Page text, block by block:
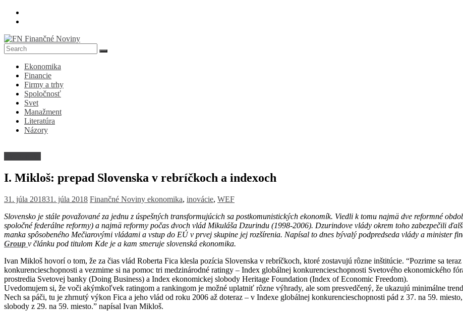
Skip
FN
Finančné
Noviny
Denník
ekonomike
spoločnosti
Ekonomika
Financie
Firmy a trhy
Spoločnosť
Svet
Manažment
Literatúra
Názory
I. Mikloš: prepad Slovenska v rebríčkoch a indexoch
31. júla 201831. júla 2018 Finančné Noviny ekonomika, inovácie, WEF
Slovensko je stále považované za jednu z úspešných transformujúcich sa postkomunistických ekonomík. Viedli k tomu najmä dve reformné
spoločné federálne reformy) a najmä reformy počas dvoch vlád Mikuláša Dzurindu (1998-2006). Dzurindove vlády okrem toho zabezpečili
manka spôsobeného Mečiarovými vládami a vstup do EÚ v prvej skupine jej rozšírenia. Napísal to dnes bývalý podpredseda vlády a minister
Group v článku pod titulom Kde je a kam smeruje slovenská ekonomika.
Ivan Mikloš hovorí o tom, že za čias vlád Roberta Fica klesla pozícia Slovenska v rebríčkoch, ktoré zostavujú rôzne inštitúcie. “Pozrime sa
konkurencieschopnosti a vezmime si na pomoc tri medzinárodné ratingy – Index globálnej konkurencieschopnosti Svetového ekonomického
prostredia Svetovej banky (Doing Business) a Index ekonomickej slobody Heritage Foundation (Index of Economic Freedom).
Uvedomujem si, že voči akýmkoľvek ratingom a rankingom je možné uplatniť rôzne výhrady, ale som presvedčený, že ukazujú minimálne
Nech sa páči, tu je zhrnutý výkon Fica a jeho vlád od roku 2006 až doteraz – v Indexe globálnej konkurencieschopnosti pád z 37. na 59.
slobody z 29. na 59. miesto.” napísal Ivan Mikloš.